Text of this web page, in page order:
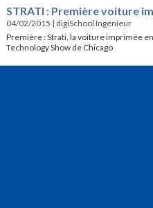
STRATI : Première voiture
04/02/2015 | digiSchool Ingénieur
Première : Strati, la voiture imprimée
Technology Show de Chicago